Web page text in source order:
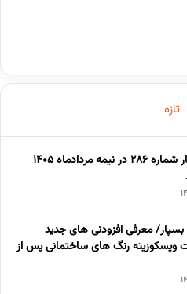
تازه
مجله بسپار شماره 286 در نیمه مردادماه 1405
معرفی افزودنی های جدید
رنگ های ساختمانی پس از